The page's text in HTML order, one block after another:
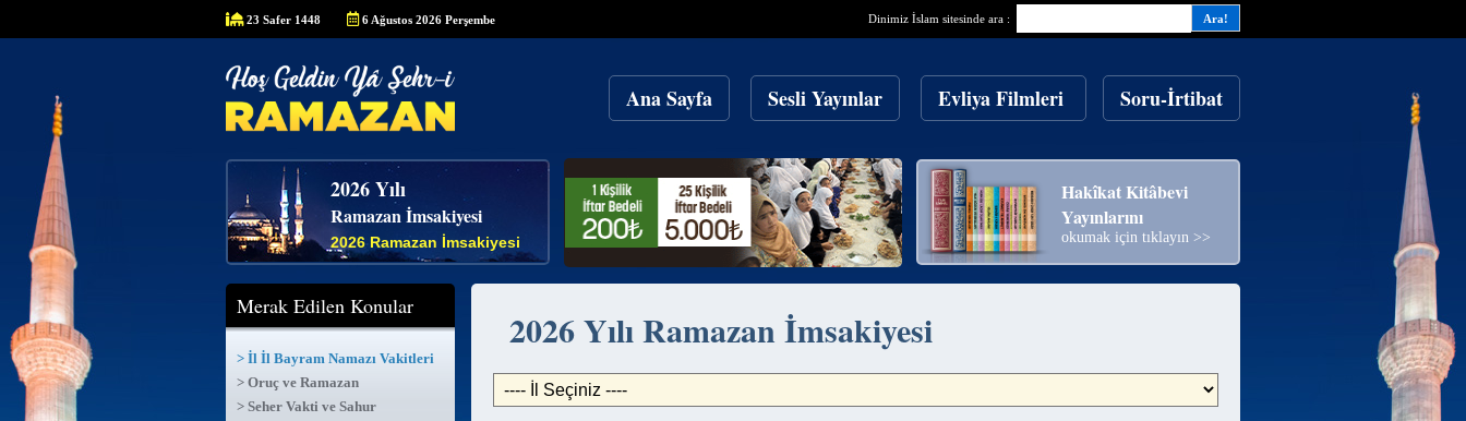
23 Safer 1448 6 Ağustos 2026 Perşembe Dinimiz İslam sitesinde ara :
Ana Sayfa Sesli Yayınlar Evliya Filmleri Soru-İrtibat
2026 Yılı
Ramazan İmsakiyesi
2026 Ramazan İmsakiyesi
Hakîkat Kitâbevi
Yayınlarını
okumak için tıklayın >>
Merak Edilen Konular
> İl İl Bayram Namazı Vakitleri
> Oruç ve Ramazan
> Seher Vakti ve Sahur
2026 Yılı Ramazan İmsakiyesi